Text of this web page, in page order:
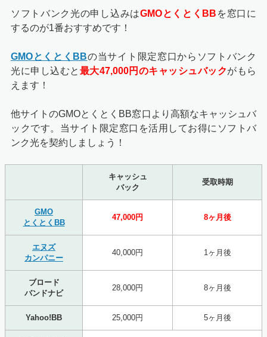
ソフトバンク光の申し込みはGMOとくとくBB を窓口に
するのが1番おすすめです！
GMOとくとくBBの当サイト限定窓口からソフトバンク
光に申し込むと 最大47,000円のキャッシュバックがもら
えます！
他サイトのGMOとくとくBB窓口より高額なキャッシュバ
ックです。当サイト限定窓口を活用してお得にソフトバ
ンク光を契約しましょう！
キャッシュ
バック
受取時期
GMO
とくとくBB
47,000円 8ヶ月後
エヌズ
カンパニー
40,000円 1ヶ月後
ブロード
バンドナビ
28,000円 8ヶ月後
Yahoo!BB 25,000円 5ヶ月後